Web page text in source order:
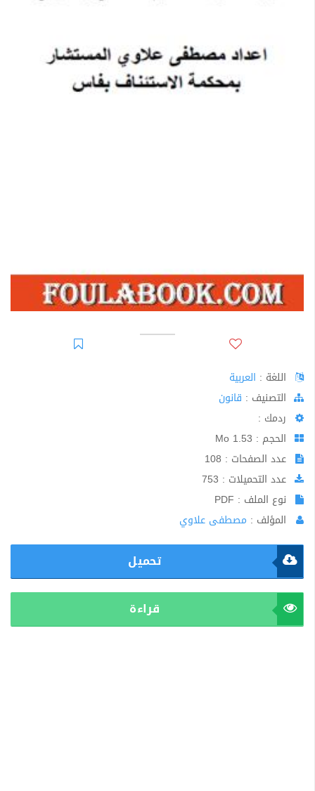
اللغة : العربية
اﻟﺘﺼﻨﻴﻒ : قانون
ردمك :
الحجم : 1.53 Mo
عدد الصفحات : 108
عدد التحميلات : 753
نوع الملف : PDF
المؤلف : مصطفى علاوي
تحميل
قراءة